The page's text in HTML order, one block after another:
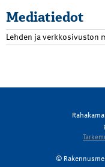
Mediatiedot
Lehden ja verkkosivuston
©